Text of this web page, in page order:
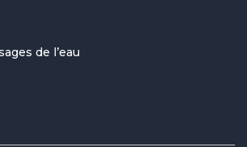
de l’eau